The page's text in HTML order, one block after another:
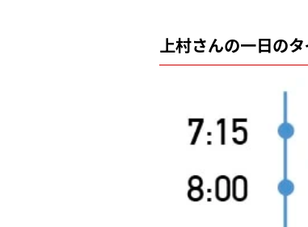
上村さんの一日の